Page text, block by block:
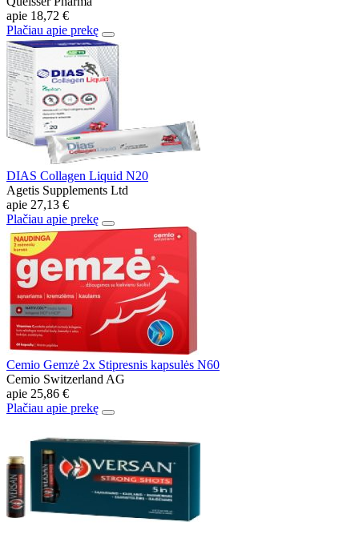
apie 18,72 €
Plačiau apie prekę
DIAS Collagen Liquid N20
Agetis Supplements Ltd
apie 27,13 €
Plačiau apie prekę
Cemio Gemzė 2x Stipresnis kapsulės N60
Cemio Switzerland AG
apie 25,86 €
Plačiau apie prekę